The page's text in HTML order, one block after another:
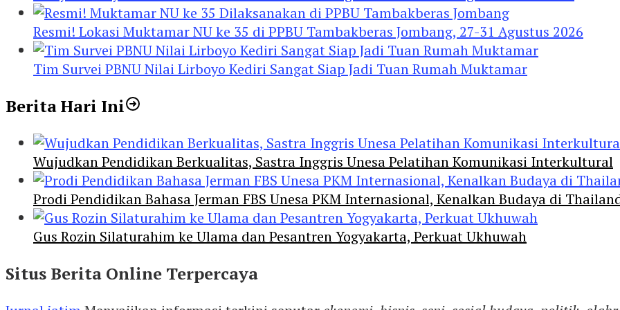
Resmi! Lokasi Muktamar NU ke 35 di PPBU Tambakberas Jombang, 27-31 Agustus 2026
Tim Survei PBNU Nilai Lirboyo Kediri Sangat Siap Jadi Tuan Rumah Muktamar
Berita Hari Ini
Wujudkan Pendidikan Berkualitas, Sastra Inggris Unesa Pelatihan Komunikasi Interkultural
Prodi Pendidikan Bahasa Jerman FBS Unesa PKM Internasional, Kenalkan Budaya di
Gus Rozin Silaturahim ke Ulama dan Pesantren Yogyakarta, Perkuat Ukhuwah
Situs Berita Online Terpercaya